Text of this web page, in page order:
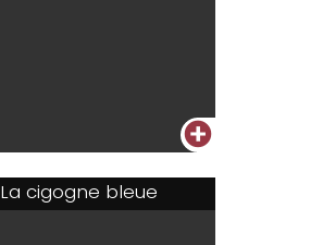
+
La cigogne bleue